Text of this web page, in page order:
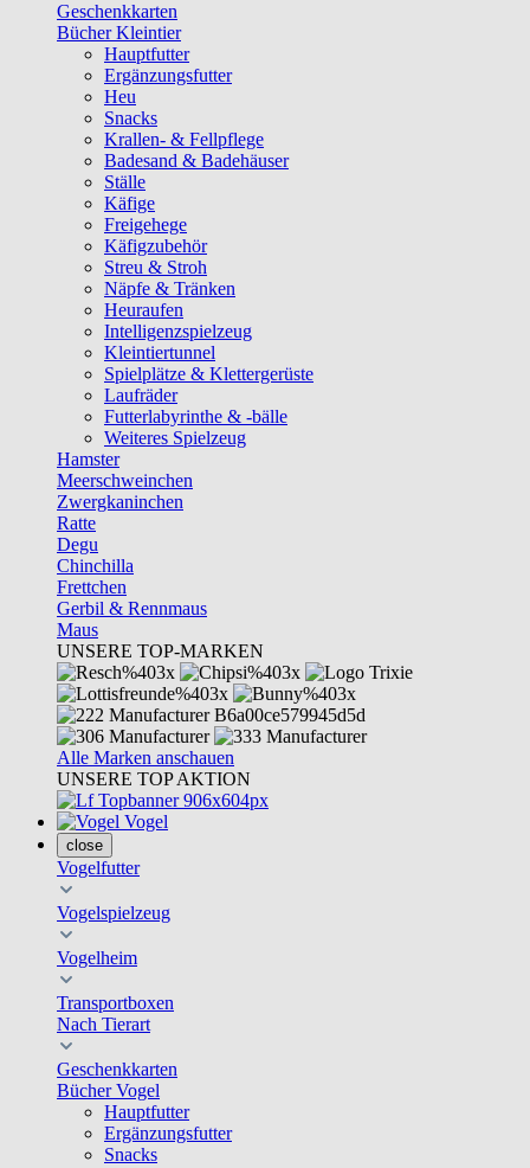
Geschenkkarten
Bücher Kleintier
Hauptfutter
Ergänzungsfutter
Heu
Snacks
Krallen- & Fellpflege
Badesand & Badehäuser
Ställe
Käfige
Freigehege
Käfigzubehör
Streu & Stroh
Näpfe & Tränken
Heuraufen
Intelligenzspielzeug
Kleintiertunnel
Spielplätze & Klettergerüste
Laufräder
Futterlabyrinthe & -bälle
Weiteres Spielzeug
Hamster
Meerschweinchen
Zwergkaninchen
Ratte
Degu
Chinchilla
Frettchen
Gerbil & Rennmaus
Maus
UNSERE TOP-MARKEN
Alle Marken anschauen
UNSERE TOP AKTION
Vogel
close
Vogelfutter
Vogelspielzeug
Vogelheim
Transportboxen
Nach Tierart
Geschenkkarten
Bücher Vogel
Hauptfutter
Ergänzungsfutter
Snacks